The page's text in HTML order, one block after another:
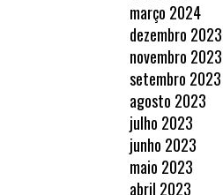
março 2024
dezembro 2023
novembro 2023
setembro 2023
agosto 2023
julho 2023
junho 2023
maio 2023
abril 2023